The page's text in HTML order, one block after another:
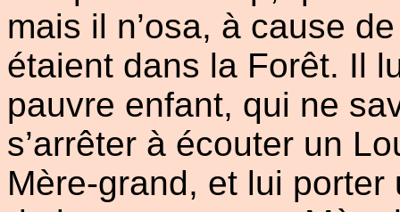
mais il n’osa, à cause
étaient dans la Forêt. Il
pauvre enfant, qui ne
s’arrêter à écouter un
Mère-grand, et lui